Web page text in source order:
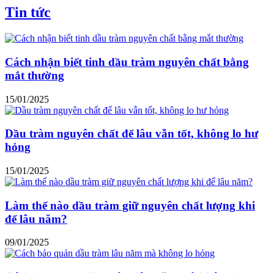
Tin tức
Cách nhận biết tinh dầu tràm nguyên chất bằng
mắt thường
15/01/2025
Dầu tràm nguyên chất để lâu vẫn tốt, không lo hư
hỏng
15/01/2025
Làm thế nào dầu tràm giữ nguyên chất lượng khi
để lâu năm?
09/01/2025